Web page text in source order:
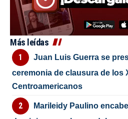
Más leídas
Juan Luis Guerra se
ceremonia de clausura de los
Centroamericanos
Marileidy Paulino